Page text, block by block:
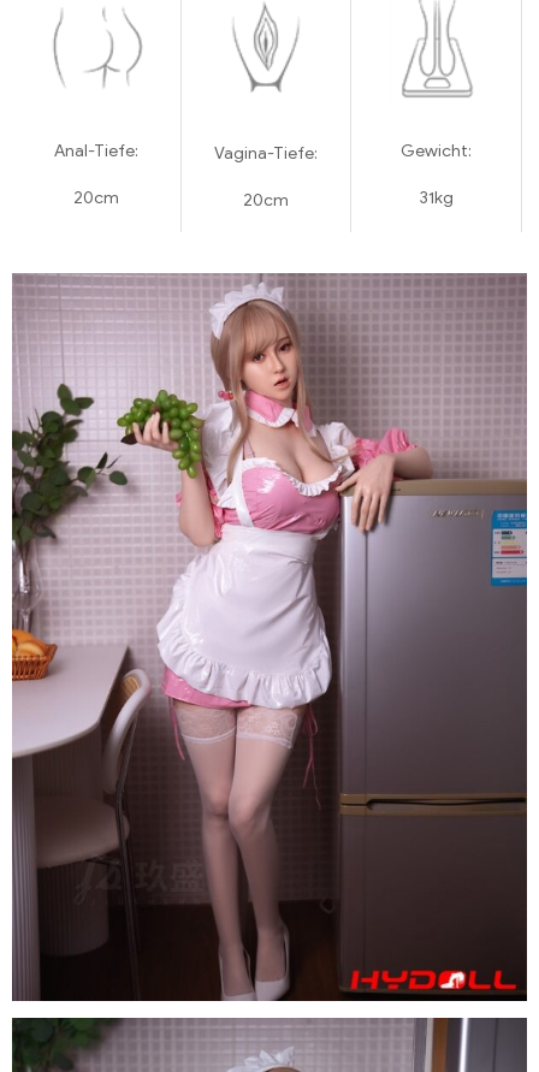
Anal-Tiefe:
20cm
Vagina-Tiefe:
20cm
Gewicht:
31kg